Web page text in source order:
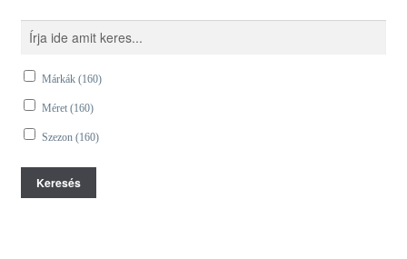
Márkák (160)
Méret (160)
Szezon (160)
Keresés